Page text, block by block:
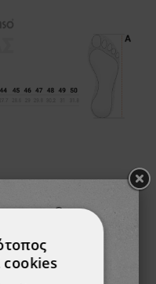
ΑΥΤΌ ΤΟ
cookies